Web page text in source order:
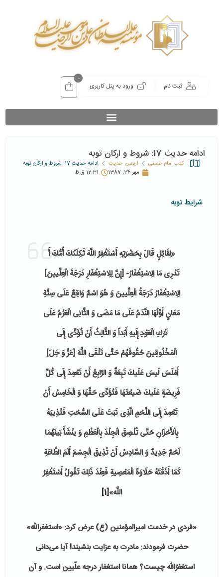
ثبت نام ورود به پنل کاربری
0
ادامه حدیث 17: شروط و ارکان توبه
کتب امام خمینی اربعین حدیث
ادامه حدیث 17: شروط و ارکان توبه
مهر 24, 1387
12:31 ق.ظ
شرایط توبه
«لِقَائِلٍ قَالَ بِحَضْرَتِهِ أَسْتَغْفِرُ اللَّهَ ثَكِلَتْكَ‏ أُمُّكَ‏ أَ
تَدْرِی مَا الِاسْتِغْفَارُ- [إِنَّ لِلِاسْتِغْفَارِ دَرَجَةَ الْعِلِّیینَ‏]
الِاسْتِغْفَارُ دَرَجَةُ الْعِلِّیینَ وَ هُوَ اسْمٌ وَاقِعٌ عَلَى سِتَّةِ
مَعَانٍ أَوَّلُهَا النَّدَمُ عَلَى مَا مَضَى وَ الثَّانِی الْعَزْمُ عَلَى
تَرْكِ الْعَوْدِ إِلَیهِ أَبَداً وَ الثَّالِثُ أَنْ تُؤَدِّی إِلَى
الْمَخْلُوقِینَ حُقُوقَهُمْ حَتَّى تَلْقَى اللَّهَ [عَزَّ وَ جَلَ‏]
أَمْلَسَ لَیسَ عَلَیكَ تَبِعَةٌ وَ الرَّابِعُ أَنْ تَعْمِدَ إِلَى كُلِّ
فَرِیضَةٍ عَلَیكَ ضَیعْتَهَا فَتُؤَدِّی حَقَّهَا وَ الْخَامِسُ أَنْ
تَعْمِدَ إِلَى اللَّحْمِ‏ الَّذِی نَبَتَ عَلَى السُّحْتِ‏ فَتُذِیبَهُ
بِالْأَحْزَانِ حَتَّى تُلْصِقَ الْجِلْدَ بِالْعَظْمِ وَ ینْشَأَ بَینَهُمَا
لَحْمٌ جَدِیدٌ وَ السَّادِسُ أَنْ تُذِیقَ الْجِسْمَ أَلَمَ الطَّاعَةِ
كَمَا أَذَقْتَهُ حَلَاوَةَ الْمَعْصِیةِ فَعِنْدَ ذَلِكَ تَقُولُ أَسْتَغْفِرُ
اللَّه»[1]
«فردی در خدمت امیرالمؤمنین (ع) عرض كرد: «استغفرالله»
حضرت فرمودند: مادرت به عزایت بنشیند! آیا می‌دانی
استغفرُالله چیست؟ همانا استغفار درجه علّیین است. و آن